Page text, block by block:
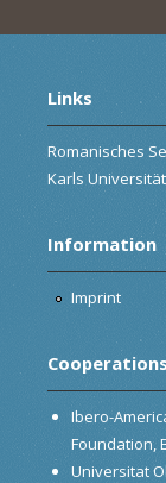
Links
Romanisches
Karls
Information
Imprint
Cooperations
Ibero-
Foundation,
Universitat